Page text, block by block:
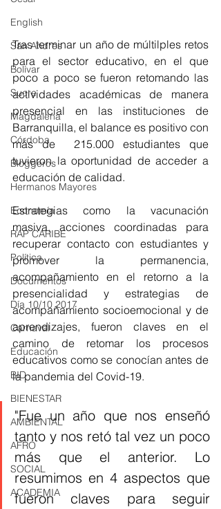
English
San Andres
Bolívar
Sucre
Magdalena
Córdoba
Bloggeros
Hermanos Mayores
Economía
RAP CARIBE
Política
Documentos
Día 10/10 2017
Carnaval
Educación
BID
BIENESTAR
AMBIENTAL
AFRO
SOCIAL
ACADEMIA
Tras terminar un año de múltilples retos
para el sector educativo, en el que
poco a poco se fueron retomando las
actividades académicas de manera
presencial en las instituciones de
Barranquilla, el balance es positivo con
más de  215.000 estudiantes que
tuvieron la oportunidad de acceder a
educación de calidad.
Estrategias como la vacunación
masiva, acciones coordinadas para
recuperar contacto con estudiantes y
promover la permanencia,
acompañamiento en el retorno a la
presencialidad y estrategias de
acompañamiento socioemocional y de
aprendizajes, fueron claves en el
camino de retomar los procesos
educativos como se conocían antes de
la pandemia del Covid-19.
"Fue un año que nos enseñó
tanto y nos retó tal vez un poco
más que el anterior. Lo
resumimos en 4 aspectos que
fueron claves para seguir